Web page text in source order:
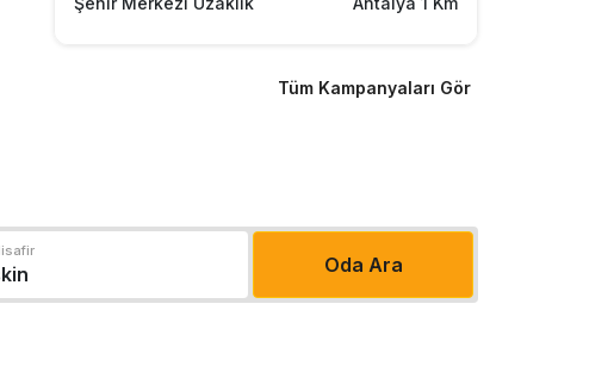
Tüm Kampanyaları Gör
Oda Ara